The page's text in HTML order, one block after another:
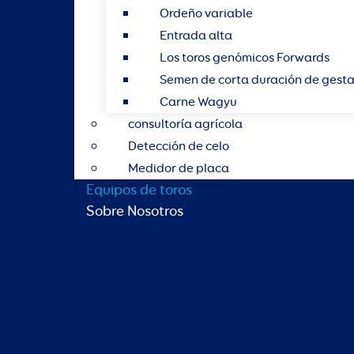
Ordeño variable
Entrada alta
Los toros genómicos Forwards
Semen de corta duración de
Carne Wagyu
consultoría agrícola
Detección de celo
Medidor de placa
Equipos de toros
Sobre Nosotros